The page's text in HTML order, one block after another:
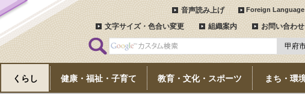
音声読み上げ Foreign Language
文字サイズ・色合い変更 組織案内 お問い合わせ
くらし 健康・福祉・子育て 教育・文化・スポーツ まち・環